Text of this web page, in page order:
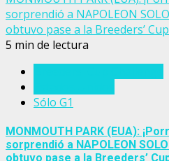
sorprendió a NAPOLEON
obtuvo pase a la Breeders’
5 min de lectura
Sólo G1
MONMOUTH PARK (EUA):
sorprendió a NAPOLEON
obtuvo pase a la Breeders’